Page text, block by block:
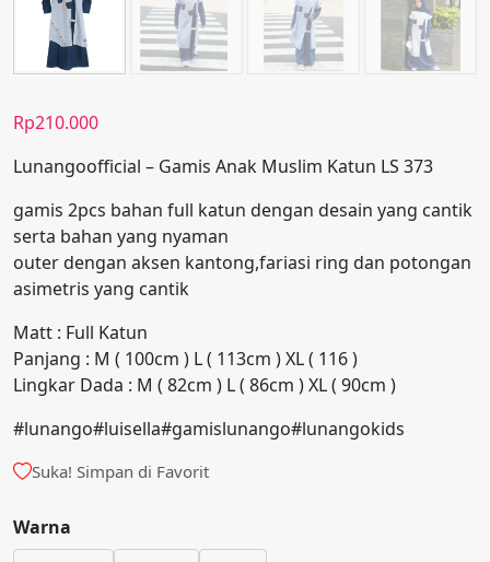
Rp210.000
Lunangoofficial – Gamis Anak Muslim Katun LS 373
gamis 2pcs bahan full katun dengan desain yang cantik
serta bahan yang nyaman
outer dengan aksen kantong,fariasi ring dan potongan
asimetris yang cantik
Matt : Full Katun
Panjang : M ( 100cm ) L ( 113cm ) XL ( 116 )
Lingkar Dada : M ( 82cm ) L ( 86cm ) XL ( 90cm )
#lunango#luisella#gamislunango#lunangokids
Suka! Simpan di Favorit
Warna